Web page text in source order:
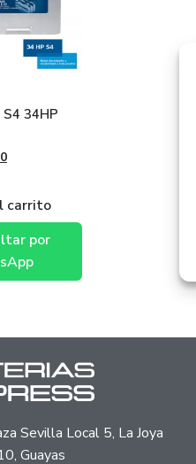
34HP
carrito
por
Sevilla Local 5, La Joya
Guayas